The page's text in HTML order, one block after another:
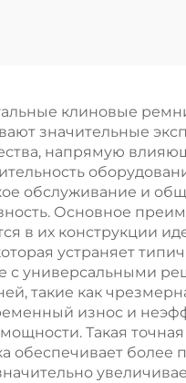
и на
клиновые
значительные
напрямую
обслуживание и
Основное
в их конструкции
устраняет
с универсальными
такие как
износ и
Такая
обеспечивает более